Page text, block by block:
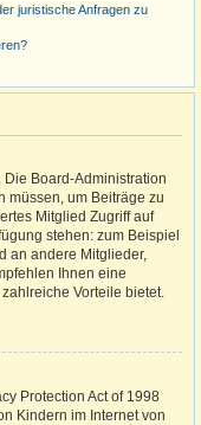
juristische Anfragen zu
Board-Administration
müssen, um Beiträge zu
Mitglied Zugriff auf
stehen: zum Beispiel
an andere Mitglieder,
Ihnen eine
Vorteile bietet.
Protection Act of 1998
Kindern im Internet von